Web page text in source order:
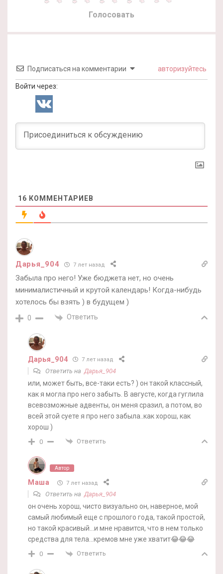
Голосовать
Подписаться на комментарии авторизуйтесь
Войти через:
16 КОММЕНТАРИЕВ
Дарья_904 7 лет назад
Забыла про него! Уже бюджета нет, но очень
минималистичный и крутой календарь! Когда-нибудь
хотелось бы взять ) в будущем )
0 Ответить
Дарья_904 7 лет назад
Ответить на Дарья_904
или, может быть, все-таки есть? ) он такой классный,
как я могла про него забыть. В августе, когда гуглила
всевозможные адвенты, он меня сразил, а потом, во
всей этой суете я про него забыла..как хорош, как
хорош )
0 Ответить
Автор
Маша 7 лет назад
Ответить наДарья_904
он очень хорош, чисто визуально он, наверное, мой
самый любимый еще с прошлого года, такой простой,
но такой красивый…и мне нравится, что в нем только
средства для тела…кремов мне уже хватит😂😂😂
0 Ответить